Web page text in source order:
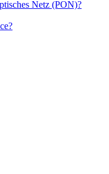
Netz (PON)?